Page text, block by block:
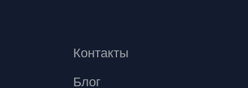
Контакты
Блог